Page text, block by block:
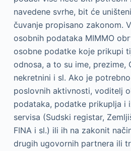
navedene svrhe, bit će
čuvanje propisano zakonom.
osobnih podataka MIMMO
osobne podatke koje prikupi
odnosa, a to su ime, prezime,
nekretnini i sl. Ako je
poslovnih aktivnosti, voditelj
podataka, podatke prikuplja i
servisa (Sudski registar,
FINA i sl.) ili ih na zakonit
drugih ugovornih partnera ili